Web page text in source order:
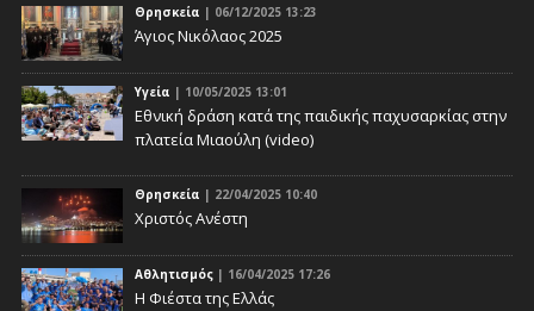
Θρησκεία | 06/12/2025 13:23
Άγιος Νικόλαος 2025
Υγεία | 10/05/2025 13:01
Eθνική δράση κατά της παιδικής παχυσαρκίας στην
πλατεία Μιαούλη (video)
Θρησκεία | 22/04/2025 10:40
Χριστός Ανέστη
Αθλητισμός | 16/04/2025 17:26
Η Φιέστα της Ελλάς